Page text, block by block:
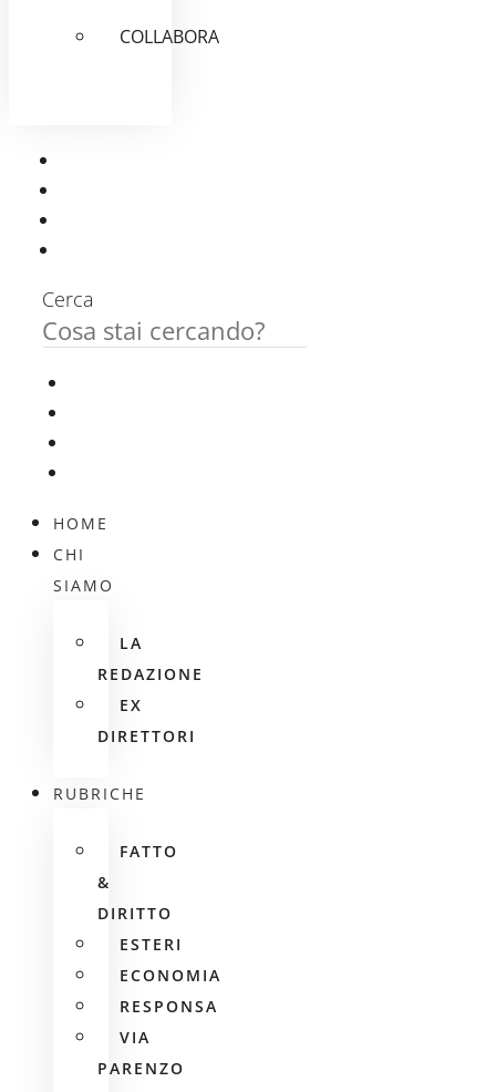
COLLABORA
Cerca
HOME
CHI
SIAMO
LA
REDAZIONE
EX
DIRETTORI
RUBRICHE
FATTO
&
DIRITTO
ESTERI
ECONOMIA
RESPONSA
VIA
PARENZO